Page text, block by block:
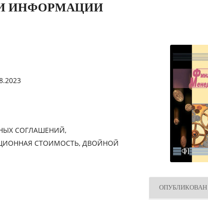
ИНФОРМАЦИИ
СОГЛАШЕНИЙ,
СТОИМОСТЬ, ДВОЙНОЙ
ОПУБЛИКОВАН